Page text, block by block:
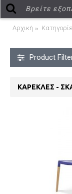
Αρχική
Product
ΚΑΡΈΚΛΕΣ -